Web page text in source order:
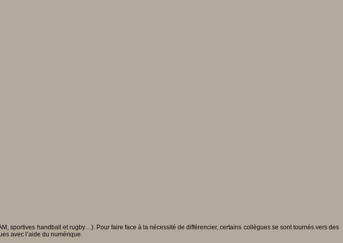
sportives handball et rugby…). Pour faire face à la nécessité de différencier, certains collègues se sont tournés vers des
avec l’aide du numérique.